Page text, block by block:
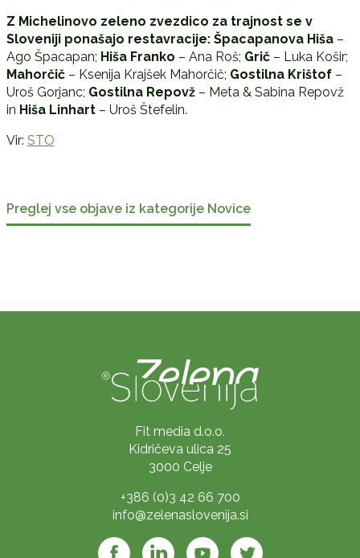
Z Michelinovo zeleno zvezdico za trajnost se v
Sloveniji ponašajo restavracije: Špacapanova Hiša–
Ago Špacapan; Hiša Franko – Ana Roš; Grič– Luka Košir;
Mahorčič– Ksenija Krajšek Mahorčič; Gostilna Krištof–
Uroš Gorjanc; Gostilna Repovž– Meta & Sabina Repovž
in Hiša Linhart– Uroš Štefelin.
Vir: STO
Preglej vse objave iz kategorije Novice
Fit media d.o.o.
Kidričeva ulica 25
3000 Celje
+386 (0)3 42 66 700
info@zelenaslovenija.si